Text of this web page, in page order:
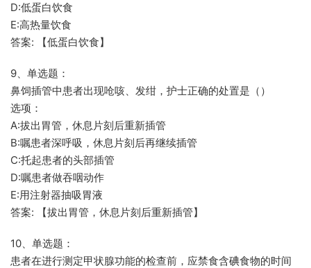
D:低蛋白饮食
E:高热量饮食
答案: 【低蛋白饮食】
9、单选题：
鼻饲插管中患者出现呛咳、发绀，护士正确的处置是（）
选项：
A:拔出胃管，休息片刻后重新插管
B:嘱患者深呼吸，休息片刻后再继续插管
C:托起患者的头部插管
D:嘱患者做吞咽动作
E:用注射器抽吸胃液
答案: 【拔出胃管，休息片刻后重新插管】
10、单选题：
患者在进行测定甲状腺功能的检查前，应禁食含碘食物的时间